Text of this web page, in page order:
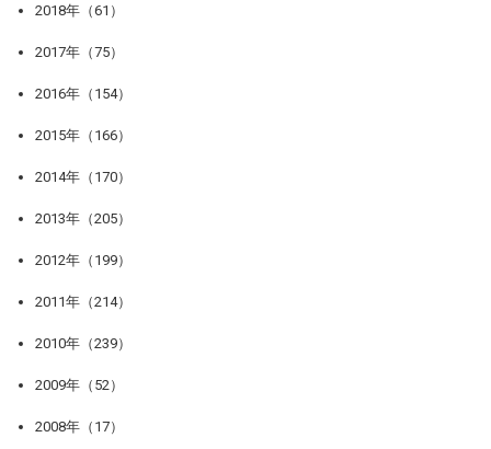
2018年（61）
2017年（75）
2016年（154）
2015年（166）
2014年（170）
2013年（205）
2012年（199）
2011年（214）
2010年（239）
2009年（52）
2008年（17）